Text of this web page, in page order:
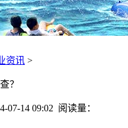
资讯 >
？
14 09:02 阅读量：